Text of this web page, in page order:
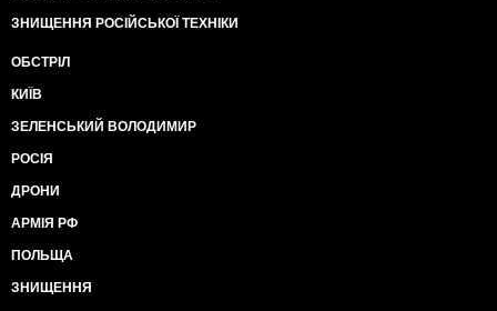
ЗНИЩЕННЯ РОСІЙСЬКОЇ ТЕХНІКИ
ОБСТРІЛ
КИЇВ
ЗЕЛЕНСЬКИЙ ВОЛОДИМИР
РОСІЯ
ДРОНИ
АРМІЯ РФ
ПОЛЬЩА
ЗНИЩЕННЯ